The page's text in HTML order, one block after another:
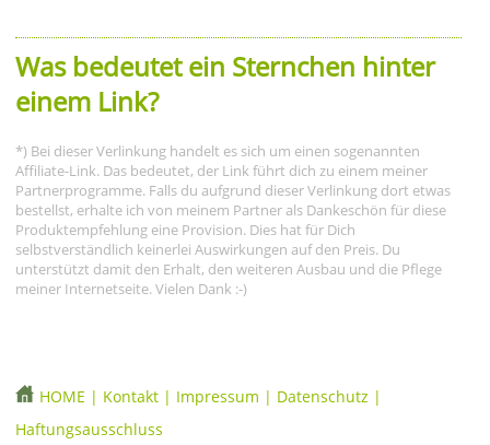
Was bedeutet ein Sternchen hinter
einem Link?
*) Bei dieser Verlinkung handelt es sich um einen sogenannten
Affiliate-Link. Das bedeutet, der Link führt dich zu einem meiner
Partnerprogramme. Falls du aufgrund dieser Verlinkung dort etwas
bestellst, erhalte ich von meinem Partner als Dankeschön für diese
Produktempfehlung eine Provision. Dies hat für Dich
selbstverständlich keinerlei Auswirkungen auf den Preis. Du
unterstützt damit den Erhalt, den weiteren Ausbau und die Pflege
meiner Internetseite. Vielen Dank :-)
HOME | Kontakt | Impressum | Datenschutz |
Haftungsausschluss